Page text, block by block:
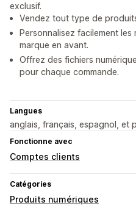
exclusif.
Vendez tout type de
Personnalisez facilement
marque en avant.
Offrez des fichiers
pour chaque commande.
Langues
anglais, français, espagnol, et
Fonctionne avec
Comptes clients
Catégories
Produits numériques